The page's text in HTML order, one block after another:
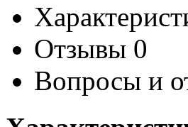
Отзывы 0
Вопросы и